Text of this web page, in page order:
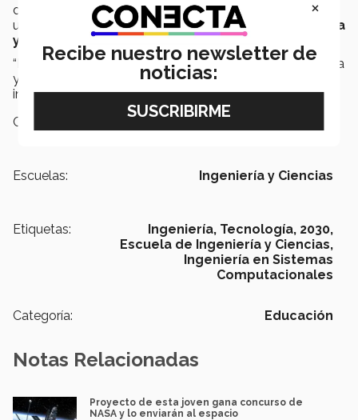
disfrute hacer lo que le toca de su área para que exista
una sinergia que culmine en la innovación tecnológica
y un futuro más conectado.
“Destino 2030” fue lidereado por la Escuela de Ingeniería
y Ciencias para los alumnos de PrepaTec que están
interesados en carreras de la misma escuela.
Campus:
Escuelas: Ingeniería y Ciencias
Etiquetas: Ingeniería, Tecnología, 2030,
Escuela de Ingeniería y Ciencias,
Ingeniería en Sistemas
Computacionales
Categoría: Educación
Notas Relacionadas
Proyecto de esta joven gana concurso de
NASA y lo enviarán al espacio
×
Recibe nuestro newsletter de
noticias: